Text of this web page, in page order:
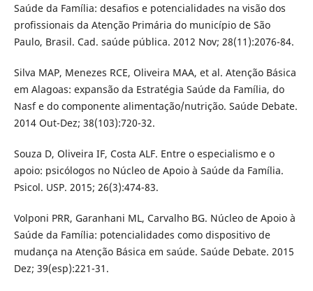
Saúde da Família: desafios e potencialidades na visão dos
profissionais da Atenção Primária do município de São
Paulo, Brasil. Cad. saúde pública. 2012 Nov; 28(11):2076-84.
Silva MAP, Menezes RCE, Oliveira MAA, et al. Atenção Básica
em Alagoas: expansão da Estratégia Saúde da Família, do
Nasf e do componente alimentação/nutrição. Saúde Debate.
2014 Out-Dez; 38(103):720-32.
Souza D, Oliveira IF, Costa ALF. Entre o especialismo e o
apoio: psicólogos no Núcleo de Apoio à Saúde da Família.
Psicol. USP. 2015; 26(3):474-83.
Volponi PRR, Garanhani ML, Carvalho BG. Núcleo de Apoio à
Saúde da Família: potencialidades como dispositivo de
mudança na Atenção Básica em saúde. Saúde Debate. 2015
Dez; 39(esp):221-31.